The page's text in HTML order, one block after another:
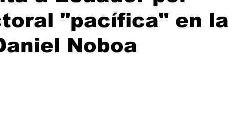
"pacífica" en la
Noboa